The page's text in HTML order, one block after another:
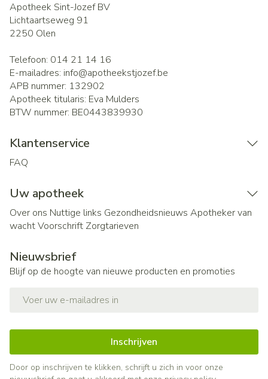
Apotheek Sint-Jozef BV
Lichtaartseweg 91
2250 Olen
Telefoon: 014 21 14 16
E-mailadres: info@apotheekstjozef.be
APB nummer: 132902
Apotheek titularis: Eva Mulders
BTW nummer: BE0443839930
Klantenservice
FAQ
Uw apotheek
Over ons Nuttige links Gezondheidsnieuws Apotheker van
wachtVoorschrift Zorgtarieven
Nieuwsbrief
Blijf op de hoogte van nieuwe producten en promoties
Inschrijven
Door op inschrijven te klikken, schrijft u zich in voor onze